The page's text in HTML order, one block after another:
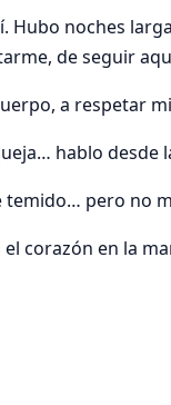
Hubo noches
de seguir
a respetar
hablo
temido… pero no
corazón en la